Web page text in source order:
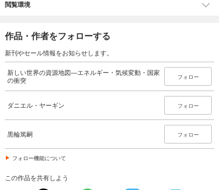
閲覧環境
作品・作者をフォローする
新刊やセール情報をお知らせします。
新しい世界の資源地図―エネルギー・気候変動・国家
の衝突
フォロー
ダニエル・ヤーギン フォロー
黒輪篤嗣 フォロー
フォロー機能について
この作品を共有しよう